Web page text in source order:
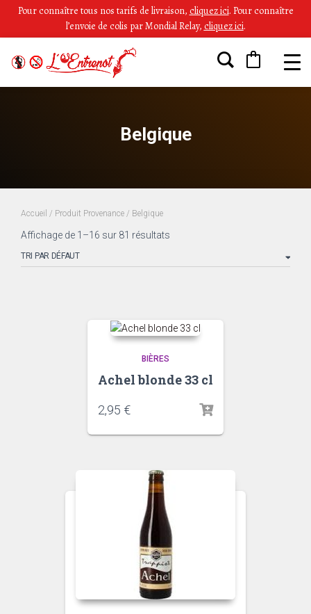
Pour connaître tous nos tarifs de livraison, cliquez ici. Pour connaître
l’envoie de colis par Mondial Relay, cliquez ici.
Belgique
Accueil / Produit Provenance / Belgique
Affichage de 1–16 sur 81 résultats
BIÈRES
Achel blonde 33 cl
2,95 €